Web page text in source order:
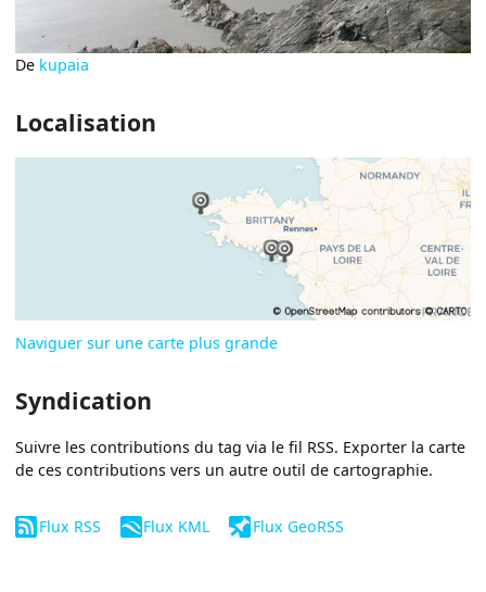
De kupaia
Localisation
Naviguer sur une carte plus grande
Syndication
Suivre les contributions du tag via le fil RSS. Exporter la carte
de ces contributions vers un autre outil de cartographie.
Flux RSS Flux KML Flux GeoRSS